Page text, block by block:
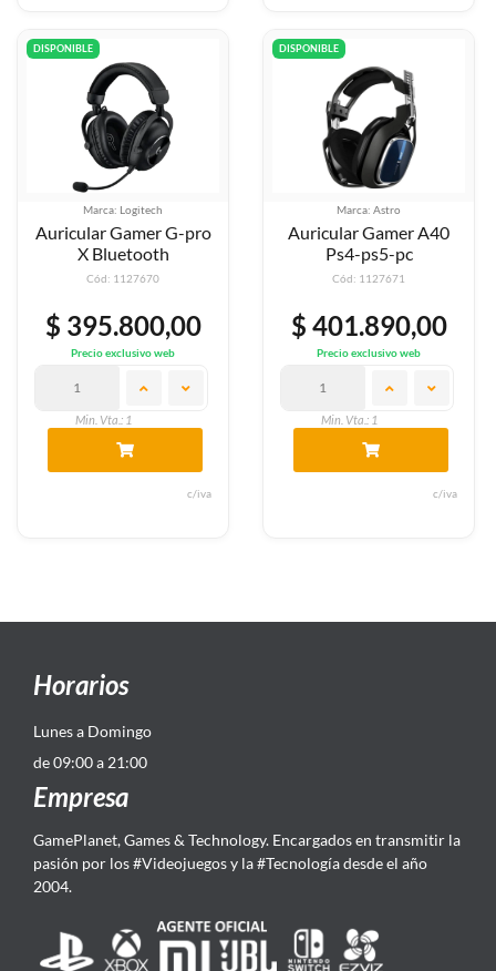
DISPONIBLE
Marca: Logitech
Auricular Gamer G-pro
X Bluetooth
Cód: 1127670
$ 395.800,00
Precio exclusivo web
Min. Vta.: 1
c/iva
DISPONIBLE
Marca: Astro
Auricular Gamer A40
Ps4-ps5-pc
Cód: 1127671
$ 401.890,00
Precio exclusivo web
Min. Vta.: 1
c/iva
Horarios
Lunes a Domingo
de 09:00 a 21:00
Empresa
GamePlanet, Games & Technology. Encargados en transmitir la
pasión por los #Videojuegos y la #Tecnología desde el año
2004.